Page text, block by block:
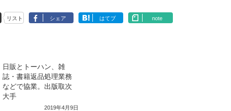
リスト シェア はてブ note
日販とトーハン、雑
誌・書籍返品処理業務
などで協業。出版取次
大手
2019年4月9日